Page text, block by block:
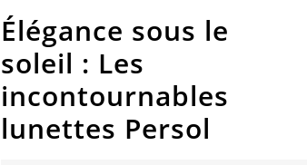
Élégance sous le
soleil : Les
incontournables
lunettes Persol